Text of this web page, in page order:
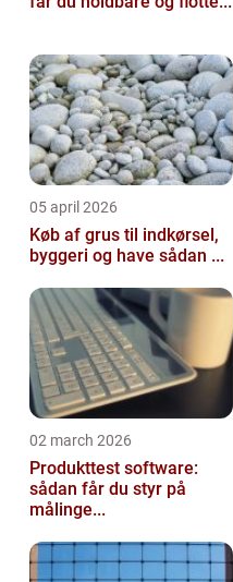
05 april 2026
Køb af grus til indkørsel,
byggeri og have sådan ...
02 march 2026
Produkttest software:
sådan får du styr på
målinge...